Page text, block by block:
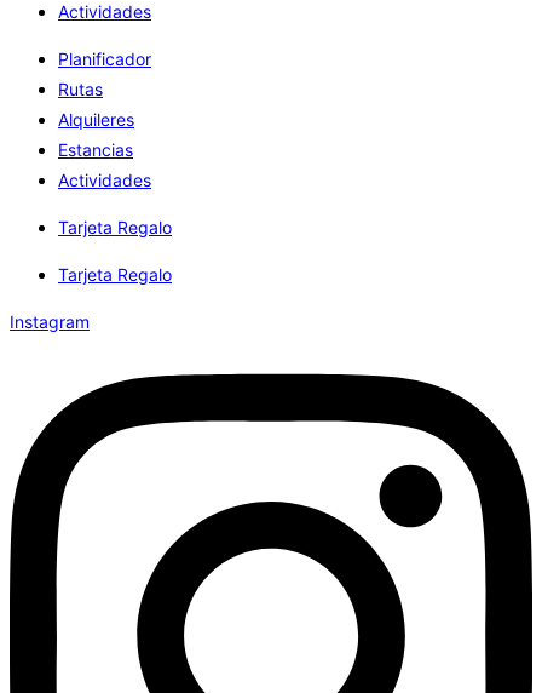
Actividades
Planificador
Rutas
Alquileres
Estancias
Actividades
Tarjeta Regalo
Tarjeta Regalo
Instagram